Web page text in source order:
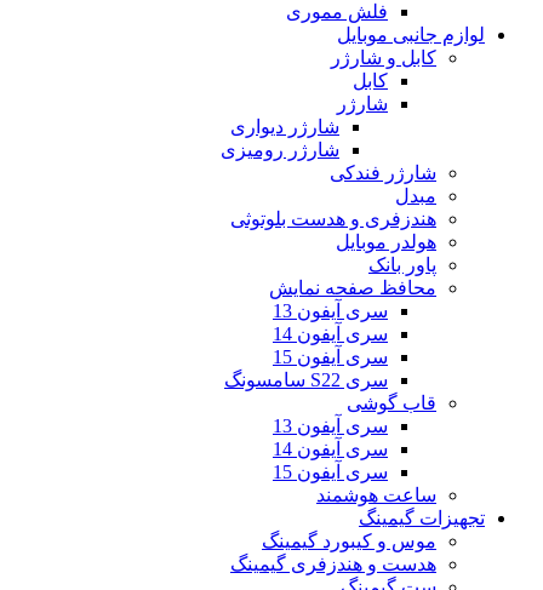
فلش مموری
لوازم جانبی موبایل
کابل و شارژر
کابل
شارژر
شارژر دیواری
شارژر رومیزی
شارژر فندکی
مبدل
هندزفری و هدست بلوتوثی
هولدر موبایل
پاور بانک
محافظ صفحه نمایش
سری آیفون 13
سری آیفون 14
سری آیفون 15
سری S22 سامسونگ
قاب گوشی
سری آیفون 13
سری آیفون 14
سری آیفون 15
ساعت هوشمند
تجهیزات گیمینگ
موس و کیبورد گیمینگ
هدست و هندزفری گیمینگ